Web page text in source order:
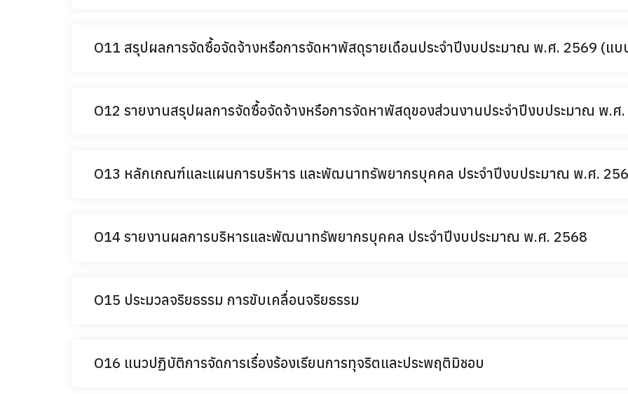
O11 สรุปผลการจัดซื้อจัดจ้างหรือการจัดหาพัสดุรายเดือนประจำปีงบประมาณ พ.ศ. 2569 (แบ
O12 รายงานสรุปผลการจัดซื้อจัดจ้างหรือการจัดหาพัสดุของส่วนงานประจำปีงบประมาณ พ.ศ
O13 หลักเกณฑ์และแผนการบริหาร และพัฒนาทรัพยากรบุคคล ประจำปีงบประมาณ พ.ศ.
O14 รายงานผลการบริหารและพัฒนาทรัพยากรบุคคล ประจำปีงบประมาณ พ.ศ. 2568
O15 ประมวลจริยธรรม การขับเคลื่อนจริยธรรม
O16 แนวปฏิบัติการจัดการเรื่องร้องเรียนการทุจริตและประพฤติมิชอบ